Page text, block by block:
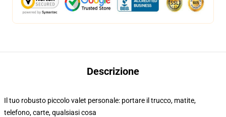
Descrizione
Il tuo robusto piccolo valet personale: portare il trucco, matite,
telefono, carte, qualsiasi cosa